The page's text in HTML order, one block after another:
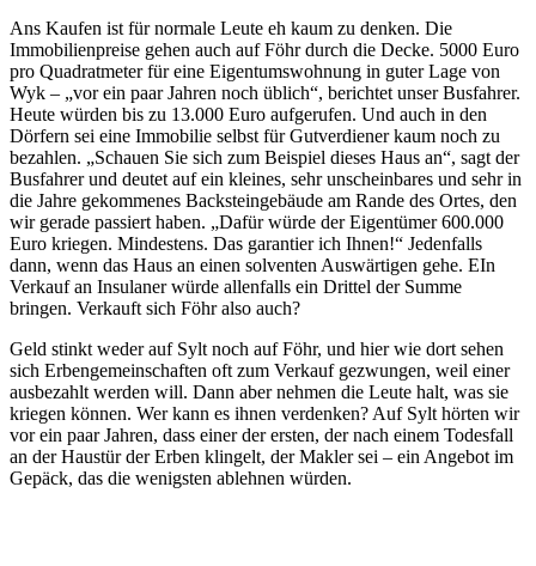
Ans Kaufen ist für normale Leute eh kaum zu denken. Die
Immobilienpreise gehen auch auf Föhr durch die Decke. 5000 Euro
pro Quadratmeter für eine Eigentumswohnung in guter Lage von
Wyk – „vor ein paar Jahren noch üblich“, berichtet unser Busfahrer.
Heute würden bis zu 13.000 Euro aufgerufen. Und auch in den
Dörfern sei eine Immobilie selbst für Gutverdiener kaum noch zu
bezahlen. „Schauen Sie sich zum Beispiel dieses Haus an“, sagt der
Busfahrer und deutet auf ein kleines, sehr unscheinbares und sehr in
die Jahre gekommenes Backsteingebäude am Rande des Ortes, den
wir gerade passiert haben. „Dafür würde der Eigentümer 600.000
Euro kriegen. Mindestens. Das garantier ich Ihnen!“ Jedenfalls
dann, wenn das Haus an einen solventen Auswärtigen gehe. EIn
Verkauf an Insulaner würde allenfalls ein Drittel der Summe
bringen. Verkauft sich Föhr also auch?
Geld stinkt weder auf Sylt noch auf Föhr, und hier wie dort sehen
sich Erbengemeinschaften oft zum Verkauf gezwungen, weil einer
ausbezahlt werden will. Dann aber nehmen die Leute halt, was sie
kriegen können. Wer kann es ihnen verdenken? Auf Sylt hörten wir
vor ein paar Jahren, dass einer der ersten, der nach einem Todesfall
an der Haustür der Erben klingelt, der Makler sei – ein Angebot im
Gepäck, das die wenigsten ablehnen würden.